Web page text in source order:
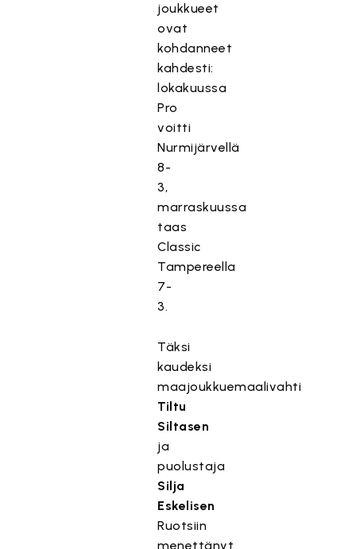
joukkueet
ovat
kohdanneet
kahdesti:
lokakuussa
Pro
voitti
Nurmijärvellä
8-
3,
marraskuussa
taas
Classic
Tampereella
7-
3.
Täksi
kaudeksi
maajoukkuemaalivahti
Tiltu
Siltasen
ja
puolustaja
Silja
Eskelisen
Ruotsiin
menettänyt